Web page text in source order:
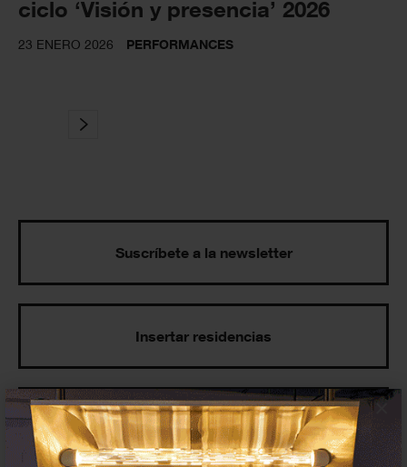
×
ciclo ‘Visión y presencia’ 2026
23 ENERO 2026 PERFORMANCES
Suscríbete a la newsletter
Insertar residencias
Insertar exposición o evento